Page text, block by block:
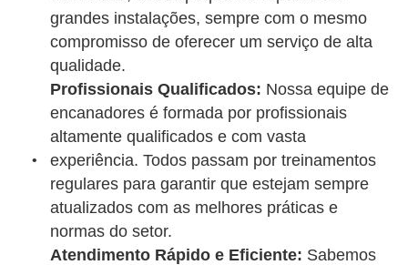
grandes instalações, sempre com o mesmo
compromisso de oferecer um serviço de alta
qualidade.
Profissionais Qualificados: Nossa equipe de
encanadores é formada por profissionais
altamente qualificados e com vasta
experiência. Todos passam por treinamentos
regulares para garantir que estejam sempre
atualizados com as melhores práticas e
normas do setor.
Atendimento Rápido e Eficiente: Sabemos